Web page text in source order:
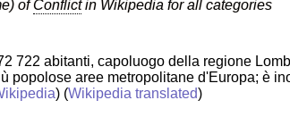
ofConflictin Wikipedia for all categories
722 abitanti, capoluogo della regione
popolose aree metropolitane d'Europa; è
) (Wikipedia translated)